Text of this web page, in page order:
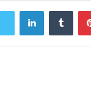
LinkedIn